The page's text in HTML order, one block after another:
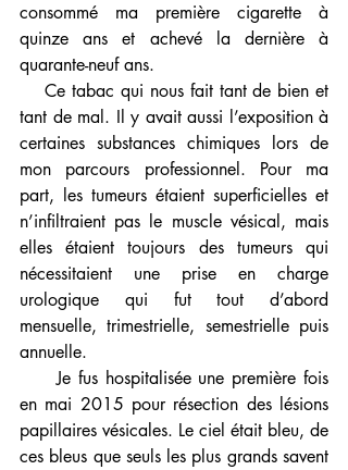
consommé ma première cigarette à
quinze ans et achevé la dernière à
quarante-neuf ans.
    Ce tabac qui nous fait tant de bien et
tant de mal. Il y avait aussi l’exposition à
certaines substances chimiques lors de
mon parcours professionnel. Pour ma
part, les tumeurs étaient superficielles et
n’infiltraient pas le muscle vésical, mais
elles étaient toujours des tumeurs qui
nécessitaient une prise en charge
urologique qui fut tout d’abord
mensuelle, trimestrielle, semestrielle puis
annuelle.
     Je fus hospitalisée une première fois
en mai 2015 pour résection des lésions
papillaires vésicales. Le ciel était bleu, de
ces bleus que seuls les plus grands savent